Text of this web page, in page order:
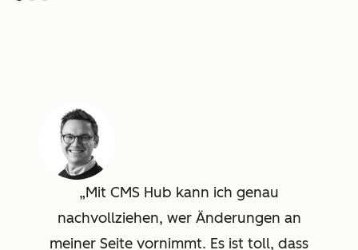
Mit CMS Hub kann ich genau
nachvollziehen, wer Änderungen an
meiner Seite vornimmt. Es ist toll, dass